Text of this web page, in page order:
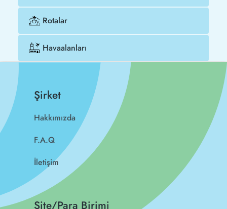
Rotalar
Havaalanları
Şirket
Hakkımızda
F.A.Q
İletişim
Site/Para Birimi